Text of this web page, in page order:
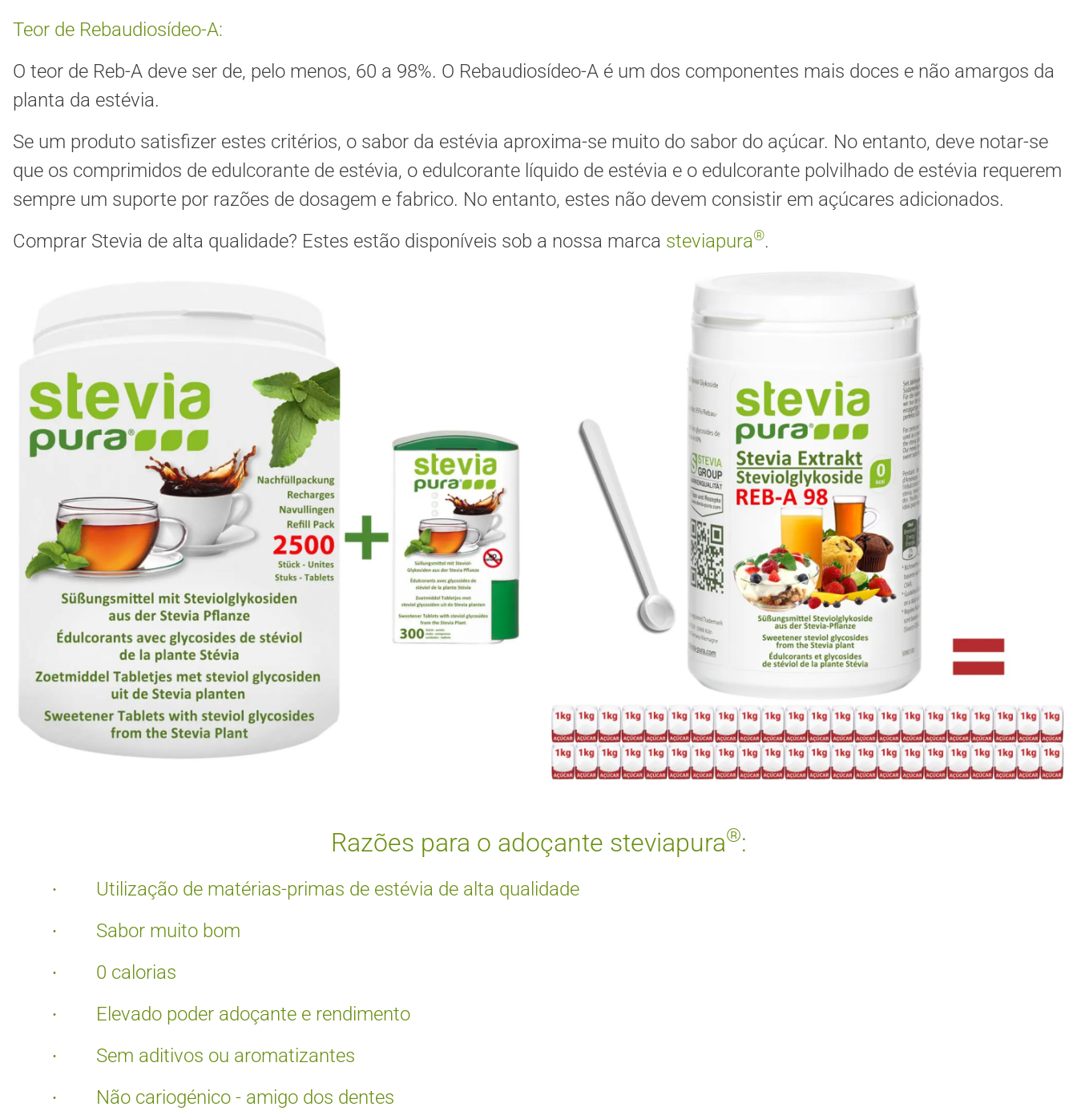
Teor de Rebaudiosídeo-A:
O teor de Reb-A deve ser de, pelo menos, 60 a 98%. O Rebaudiosídeo-A é um dos componentes mais doces e não amargos da
planta da estévia.
Se um produto satisfizer estes critérios, o sabor da estévia aproxima-se muito do sabor do açúcar. No entanto, deve notar-se
que os comprimidos de edulcorante de estévia, o edulcorante líquido de estévia e o edulcorante polvilhado de estévia requerem
sempre um suporte por razões de dosagem e fabrico. No entanto, estes não devem consistir em açúcares adicionados.
Comprar Stevia de alta qualidade? Estes estão disponíveis sob a nossa marca steviapura®.
Razões para o adoçante steviapura®:
· Utilização de matérias-primas de estévia de alta qualidade
· Sabor muito bom
· 0 calorias
· Elevado poder adoçante e rendimento
· Sem aditivos ou aromatizantes
· Não cariogénico - amigo dos dentes